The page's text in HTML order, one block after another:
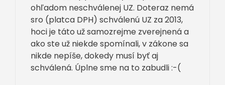
ohľadom neschválenej UZ. Doteraz nemá
sro (platca DPH) schválenú UZ za 2013,
hoci je táto už samozrejme zverejnená a
ako ste už niekde spomínali, v zákone sa
nikde nepíše, dokedy musí byť aj
schválená. Úplne sme na to zabudli :-(